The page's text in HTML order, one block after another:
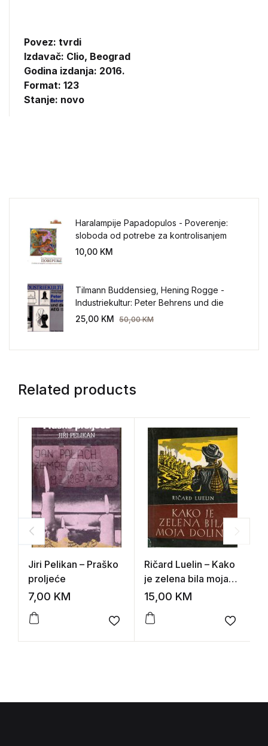
Povez: tvrdi
Izdavač: Clio, Beograd
Godina izdanja: 2016.
Format: 123
Stanje: novo
Haralampije Papadopulos - Poverenje:
sloboda od potrebe za kontrolisanjem
sveta
10,00 KM
Tilmann Buddensieg, Hening Rogge -
Industriekultur: Peter Behrens und die
AEG 1907-1914.
25,00 KM 50,00KM
Related products
Jiri Pelikan – Praško
proljeće
7,00 KM
Add to wishlist
Ričard Luelin – Kako
je zelena bila moja
dolina
15,00 KM
Add to